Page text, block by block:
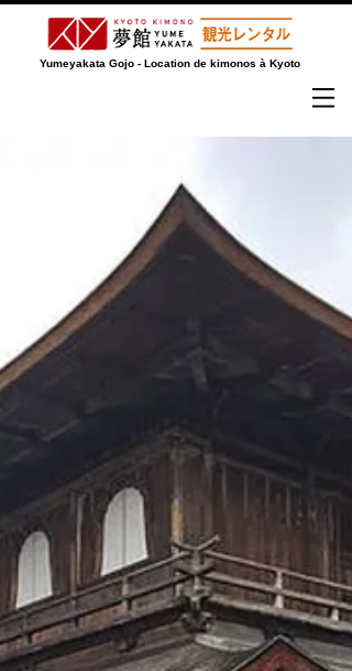
Yumeyakata Gojo - Location de kimonos à Kyoto